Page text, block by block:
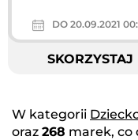
DO 20.09.2021
SKORZYSTAJ
W kategorii
oraz 268 marek, co